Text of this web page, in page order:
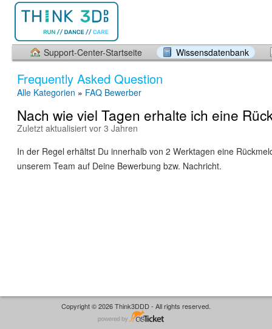
Support-Center-Startseite Wissensdatenbank
Frequently Asked Question
Alle Kategorien » FAQ Bewerber
Nach wie viel Tagen erhalte ich eine
Zuletzt aktualisiert vor 3 Jahren
In der Regel erhältst Du innerhalb von 2 Werktagen eine
unserem Team auf Deine Bewerbung bzw. Nachricht.
Copyright © 2026 Think3DDD - All rights reserved.